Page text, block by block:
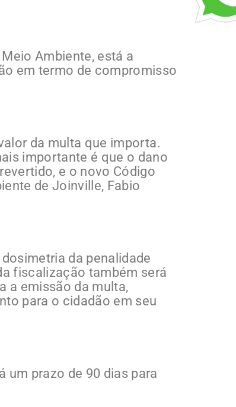
Ambiente, está a
em termo de compromisso
da multa que importa.
importante é que o dano
e o novo Código
de Joinville, Fabio
da penalidade
fiscalização também será
a emissão da multa,
para o cidadão em seu
um prazo de 90 dias para